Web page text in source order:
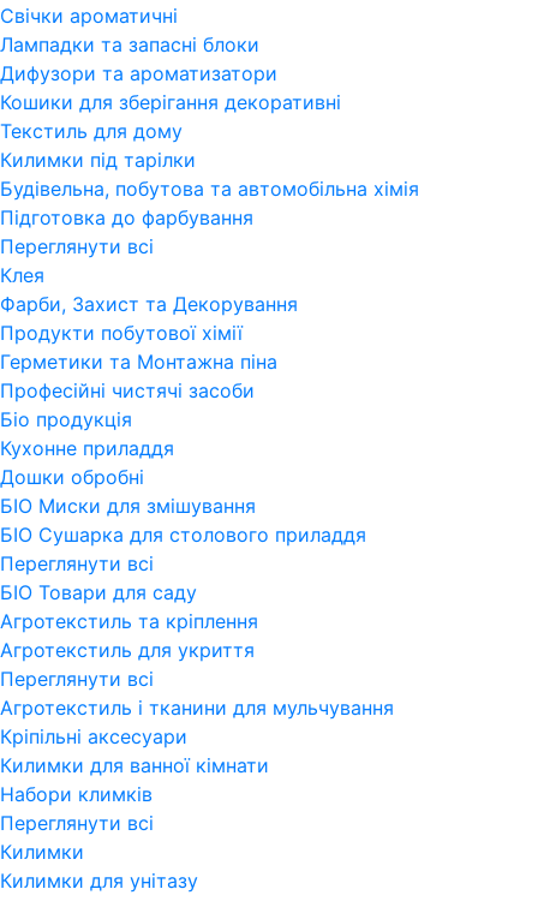
Свічки ароматичні
Лампадки та запасні блоки
Дифузори та ароматизатори
Кошики для зберігання декоративні
Текстиль для дому
Килимки під тарілки
Будівельна, побутова та автомобільна хімія
Підготовка до фарбування
Переглянути всi
Клея
Фарби, Захист та Декорування
Продукти побутової хімії
Герметики та Монтажна піна
Професійні чистячі засоби
Бiо продукція
Кухонне приладдя
Дошки обробні
БІО Миски для змішування
БІО Сушарка для столового приладдя
Переглянути всi
БІО Товари для саду
Агротекстиль та кріплення
Агротекстиль для укриття
Переглянути всi
Агротекстиль і тканини для мульчування
Кріпільні аксесуари
Килимки для ванної кімнати
Набори климків
Переглянути всi
Килимки
Килимки для унітазу